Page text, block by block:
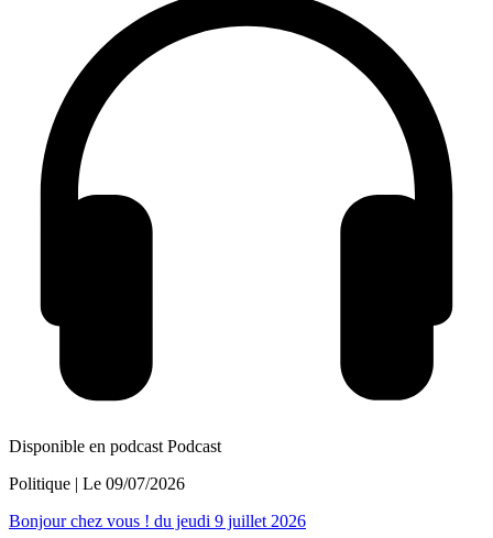
Disponible en podcast Podcast
Politique | Le 09/07/2026
Bonjour chez vous ! du jeudi 9 juillet 2026